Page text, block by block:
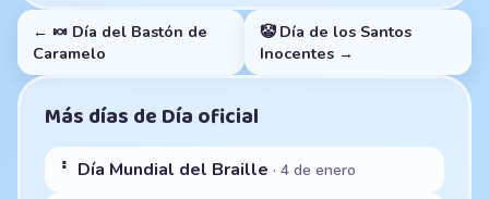
← 🍬 Día del Bastón de
Caramelo
🤡 Día de los Santos
Inocentes →
Más días de Día oficial
⠃ Día Mundial del Braille · 4 de enero